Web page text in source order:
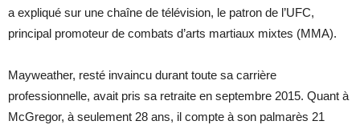
a expliqué sur une chaîne de télévision, le patron de l’UFC,
principal promoteur de combats d’arts martiaux mixtes (MMA).
Mayweather, resté invaincu durant toute sa carrière
professionnelle, avait pris sa retraite en septembre 2015. Quant à
McGregor, à seulement 28 ans, il compte à son palmarès 21